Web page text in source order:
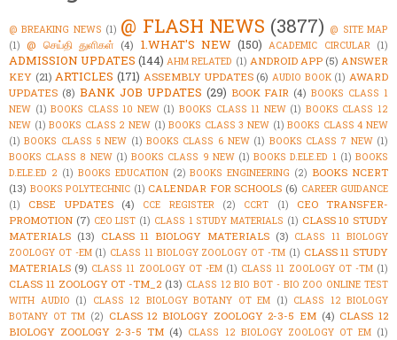
@ BREAKING NEWS (1) @ FLASH NEWS (3877) @ SITE MAP
(1) @ செய்தி துளிகள் (4) 1.WHAT'S NEW (150) ACADEMIC CIRCULAR (1)
ADMISSION UPDATES (144) AHM RELATED (1) ANDROID APP (5) ANSWER
KEY (21) ARTICLES (171) ASSEMBLY UPDATES (6) AUDIO BOOK (1) AWARD
UPDATES (8) BANK JOB UPDATES (29) BOOK FAIR (4) BOOKS CLASS 1
NEW (1) BOOKS CLASS 10 NEW (1) BOOKS CLASS 11 NEW (1) BOOKS CLASS 12
NEW (1) BOOKS CLASS 2 NEW (1) BOOKS CLASS 3 NEW (1) BOOKS CLASS 4 NEW
(1) BOOKS CLASS 5 NEW (1) BOOKS CLASS 6 NEW (1) BOOKS CLASS 7 NEW (1)
BOOKS CLASS 8 NEW (1) BOOKS CLASS 9 NEW (1) BOOKS D.ELE.ED 1 (1) BOOKS
D.ELE.ED 2 (1) BOOKS EDUCATION (2) BOOKS ENGINEERING (2) BOOKS NCERT
(13) BOOKS POLYTECHNIC (1) CALENDAR FOR SCHOOLS (6) CAREER GUIDANCE
(1)
CBSE UPDATES (4) CCE REGISTER (2) CCRT (1)
CEO TRANSFER-
PROMOTION (7) CEO LIST (1) CLASS 1 STUDY MATERIALS (1) CLASS 10 STUDY
MATERIALS (13) CLASS 11 BIOLOGY MATERIALS (3) CLASS 11 BIOLOGY
ZOOLOGY OT -EM (1) CLASS 11 BIOLOGY ZOOLOGY OT -TM (1) CLASS 11 STUDY
MATERIALS (9) CLASS 11 ZOOLOGY OT -EM (1) CLASS 11 ZOOLOGY OT -TM (1)
CLASS 11 ZOOLOGY OT -TM_2 (13) CLASS 12 BIO BOT - BIO ZOO ONLINE TEST
WITH AUDIO (1) CLASS 12 BIOLOGY BOTANY OT EM (1) CLASS 12 BIOLOGY
BOTANY OT TM (2) CLASS 12 BIOLOGY ZOOLOGY 2-3-5 EM (4) CLASS 12
BIOLOGY ZOOLOGY 2-3-5 TM (4) CLASS 12 BIOLOGY ZOOLOGY OT EM (1)